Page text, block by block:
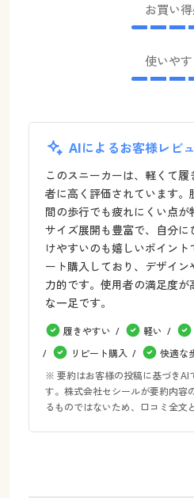
お買い
使いやす
AIによるお客様レビ
このスニーカーは、軽くて履
者に高く評価されています
間の歩行でも疲れにくい点が
サイズ展開も豊富で、自分に
けやすいのも嬉しいポイン
ート購入しており、デザイ
力的です。使用者の満足度
な一足です。
履きやすい 軽い
リピート購入
快適な
※ 要約はお客様の投稿に基づきAI
す。株式会社セシールが要約内容
るものではないため、口コミ全文